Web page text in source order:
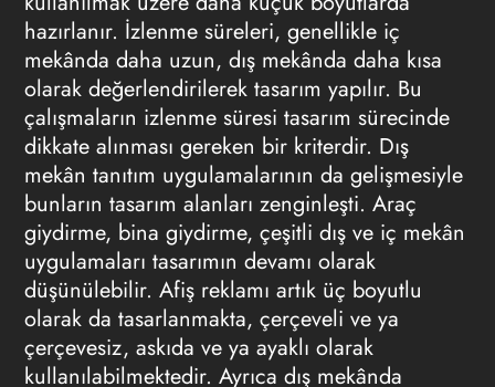
hazırlanır. İzlenme süreleri, genellikle iç
mekânda daha uzun, dış mekânda daha kısa
olarak değerlendirilerek tasarım yapılır. Bu
çalışmaların izlenme süresi tasarım sürecinde
dikkate alınması gereken bir kriterdir. Dış
mekân tanıtım uygulamalarının da gelişmesiyle
bunların tasarım alanları zenginleşti. Araç
giydirme, bina giydirme, çeşitli dış ve iç mekân
uygulamaları tasarımın devamı olarak
düşünülebilir. Afiş reklamı artık üç boyutlu
olarak da tasarlanmakta, çerçeveli ve ya
çerçevesiz, askıda ve ya ayaklı olarak
kullanılabilmektedir. Ayrıca dış mekânda